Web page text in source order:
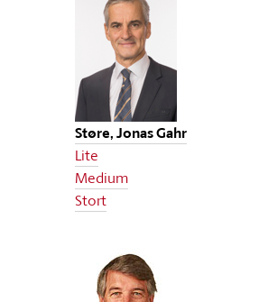
Støre, Jonas Gahr
Lite
Medium
Stort